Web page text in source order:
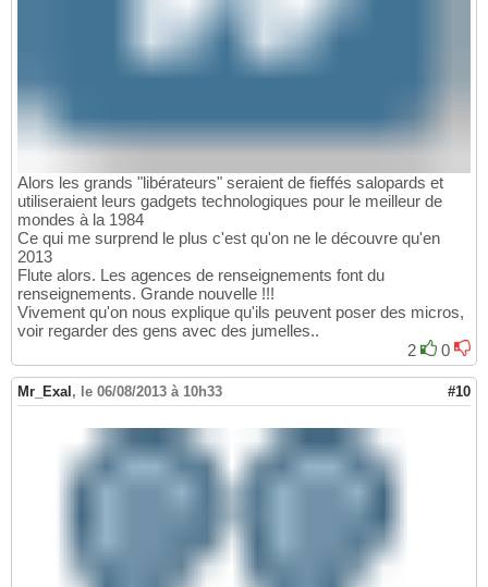
Alors les grands "libérateurs" seraient de fieffés salopards et
utiliseraient leurs gadgets technologiques pour le meilleur de
mondes à la 1984
Ce qui me surprend le plus c'est qu'on ne le découvre qu'en
2013
Flute alors. Les agences de renseignements font du
renseignements. Grande nouvelle !!!
Vivement qu'on nous explique qu'ils peuvent poser des micros,
voir regarder des gens avec des jumelles..
2
0
Mr_Exal, le 06/08/2013 à 10h33 #10